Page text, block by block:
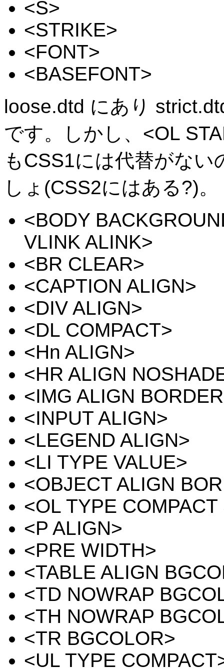
<S>
<STRIKE>
<FONT>
<BASEFONT>
loose.dtd にあり
です。しかし、<OL
もCSS1には代替がな
しょ(CSS2にはある?)。
<BODY
VLINK ALINK>
<BR CLEAR>
<CAPTION ALIGN>
<DIV ALIGN>
<DL COMPACT>
<Hn ALIGN>
<HR ALIGN
<IMG ALIGN
<INPUT ALIGN>
<LEGEND ALIGN>
<LI TYPE VALUE>
<OBJECT ALIGN
<OL TYPE COMPACT
<P ALIGN>
<PRE WIDTH>
<TABLE ALIGN
<TD NOWRAP
<TH NOWRAP
<TR BGCOLOR>
<UL TYPE